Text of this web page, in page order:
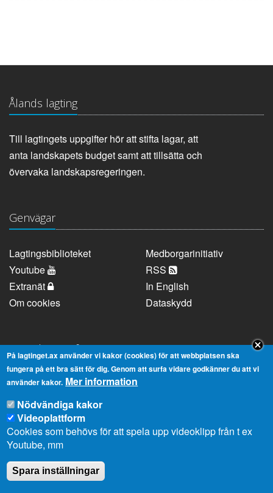
Ålands lagting
Till lagtingets uppgifter hör att stifta lagar, att
anta landskapets budget samt att tillsätta och
övervaka landskapsregeringen.
Genvägar
Lagtingsbiblioteket
Medborgarinitiativ
Youtube
RSS
Extranät
In English
Om cookies
Dataskydd
Kontaktuppgifter
Strandgatan 37, AX-22100 Mariehamn
Telefonnummer:
+358 18 25000
E-
post:
info@lagtinget.ax
Fler:
Kontakta lagtingets kansli
På lagtinget.ax använder vi kakor (cookies) för att webbplatsen ska
fungera på ett bra sätt för dig. Genom att surfa vidare godkänner du att vi
använder kakor. Mer information
Nödvändiga kakor
Videoplattform
Cookies som behövs för att spela upp videoklipp från t ex
Youtube, mm
Spara inställningar